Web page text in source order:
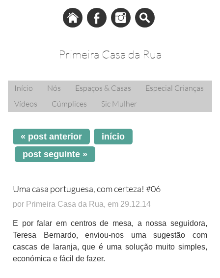
Primeira Casa da Rua
Início Nós Espaços & Casas
Especial Crianças
Vídeos
Cúmplices Sic Mulher
« post anterior
início
post seguinte »
Uma casa portuguesa, com certeza! #06
por Primeira Casa da Rua, em 29.12.14
E por falar em centros de mesa, a nossa seguidora,
Teresa Bernardo, enviou-nos uma sugestão com
cascas de laranja, que é uma solução muito simples,
económica e fácil de fazer.